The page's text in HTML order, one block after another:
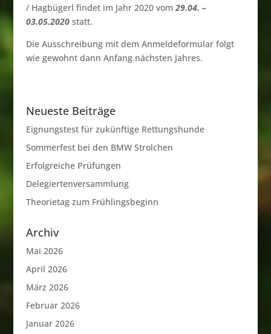
/ Hagbügerl findet im Jahr 2020 vom29.04. –
03.05.2020statt.
Die Ausschreibung mit dem Anmeldeformular folgt
wie gewohnt dann Anfang nächsten Jahres.
Neueste Beiträge
Eignungstest für zukünftige Rettungshunde
Sommerfest bei den BMW Strolchen
Erfolgreiche Prüfungen
Delegiertenversammlung
Theorietag zum Frühlingsbeginn
Archiv
Mai 2026
April 2026
März 2026
Februar 2026
Januar 2026